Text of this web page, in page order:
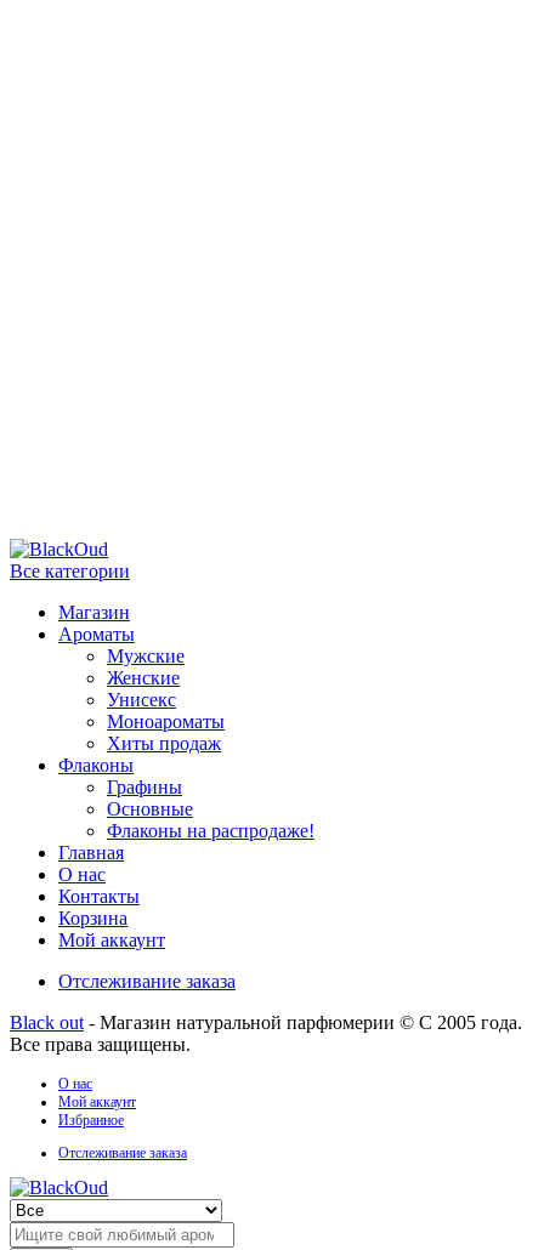
Все категории
Магазин
Ароматы
Мужские
Женские
Унисекс
Моноароматы
Хиты продаж
Флаконы
Графины
Основные
Флаконы на распродаже!
Главная
О нас
Контакты
Корзина
Мой аккаунт
Отслеживание заказа
Black out - Магазин натуральной парфюмерии © С 2005 года.
Все права защищены.
О нас
Мой аккаунт
Избранное
Отслеживание заказа